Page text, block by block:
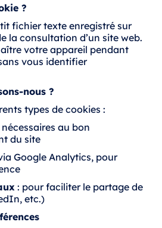
?
fichier texte enregistré sur
la consultation d’un site web.
votre appareil pendant
vous identifier
nous ?
types de cookies :
nécessaires au bon
du site
Google Analytics, pour
: pour faciliter le partage de
etc.)